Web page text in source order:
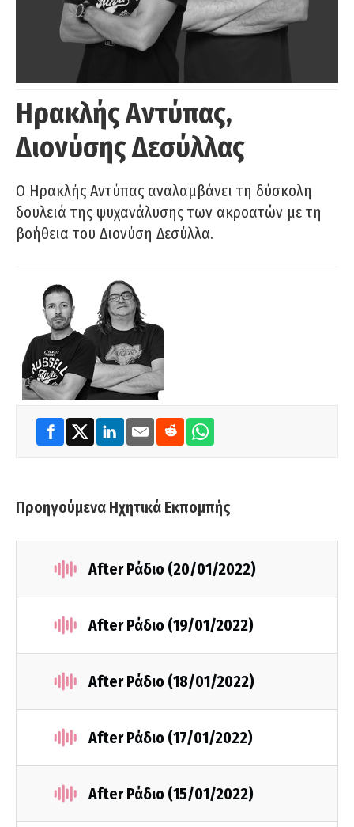
Ηρακλής Αντύπας,
Διονύσης Δεσύλλας
Ο Ηρακλής Αντύπας αναλαμβάνει τη δύσκολη
δουλειά της ψυχανάλυσης των ακροατών με τη
βοήθεια του Διονύση Δεσύλλα.
Προηγούμενα Ηχητικά Εκπομπής
After Ράδιο (20/01/2022)
After Ράδιο (19/01/2022)
After Ράδιο (18/01/2022)
After Ράδιο (17/01/2022)
After Ράδιο (15/01/2022)